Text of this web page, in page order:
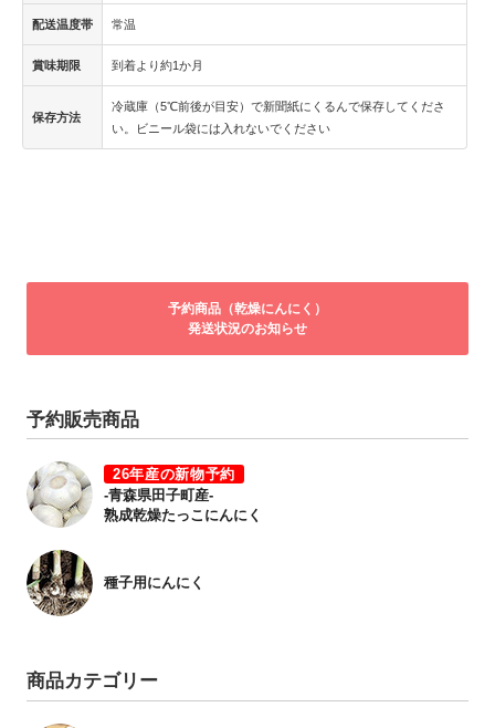
配送温度帯 常温
賞味期限 到着より約1か月
保存方法
冷蔵庫（5℃前後が目安）で新聞紙にくるんで保存してくださ
い。ビニール袋には入れないでください
予約商品（乾燥にんにく）
発送状況のお知らせ
予約販売商品
26年産の新物予約
-青森県田子町産-
熟成乾燥たっこにんにく
種子用にんにく
商品カテゴリー